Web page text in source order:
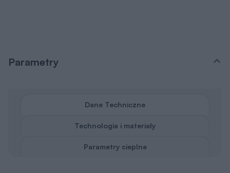
Parametry
Dane Techniczne
Technologia i materiały
Parametry cieplne